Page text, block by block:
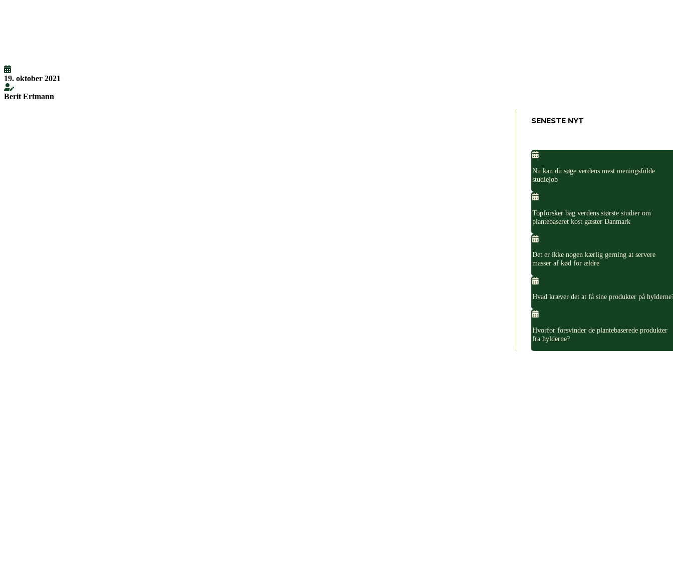
19. oktober 2021
Berit Ertmann
SENESTE NYT
Nu kan du søge verdens mest meningsfulde
studiejob
Topforsker bag verdens største studier om
plantebaseret kost gæster Danmark
Det er ikke nogen kærlig gerning at servere
masser af kød for ældre
Hvad kræver det at få sine produkter på
Hvorfor forsvinder de plantebaserede produkter
fra hylderne?